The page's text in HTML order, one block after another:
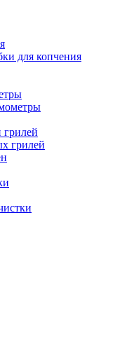
для копчения
грилей
грилей